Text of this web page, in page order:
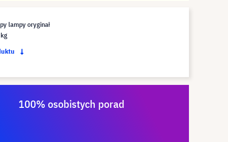
lampy oryginał
100% osobistych porad